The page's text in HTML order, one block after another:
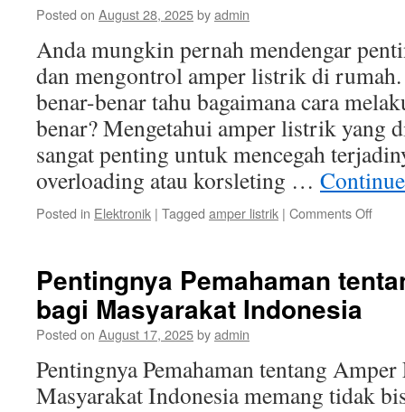
Tepat
Posted on August 28, 2025byadmin
Anda mungkin pernah mendengar
dan mengontrol amper listrik di
benar-benar tahu bagaimana cara
benar? Mengetahui amper listrik yang
sangat penting untuk mencegah
overloading atau korsleting …
Posted in Elektronik | Tagged amper listrik | Comments Offon
Pentingnya Pemahaman
bagi Masyarakat Indonesia
Posted on August 17, 2025byadmin
Pentingnya Pemahaman tentang
Masyarakat Indonesia memang tidak